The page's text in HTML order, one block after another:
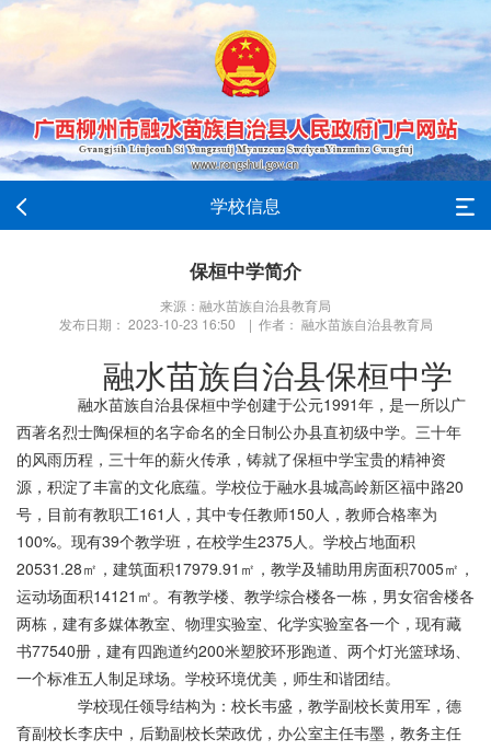
学校信息
保桓中学简介
来源：融水苗族自治县教育局
发布日期： 2023-10-23 16:50 | 作者： 融水苗族自治县教育局
融水苗族自治县保桓中学
融水苗族自治县保桓中学创建于公元1991年，是一所以广
西著名烈士陶保桓的名字命名的全日制公办县直初级中学。三十年
的风雨历程，三十年的薪火传承，铸就了保桓中学宝贵的精神资
源，积淀了丰富的文化底蕴。学校位于融水县城高岭新区福中路20
号，目前有教职工161人，其中专任教师150人，教师合格率为
100%。现有39个教学班，在校学生2375人。学校占地面积
20531.28㎡，建筑面积17979.91㎡，教学及辅助用房面积7005㎡，
运动场面积14121㎡。有教学楼、教学综合楼各一栋，男女宿舍楼各
两栋，建有多媒体教室、物理实验室、化学实验室各一个，现有藏
书77540册，建有四跑道约200米塑胶环形跑道、两个灯光篮球场、
一个标准五人制足球场。学校环境优美，师生和谐团结。
学校现任领导结构为：校长韦盛，教学副校长黄用军，德
育副校长李庆中，后勤副校长荣政优，办公室主任韦墨，教务主任